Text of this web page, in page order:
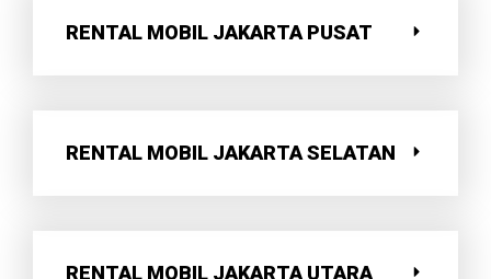
RENTAL MOBIL JAKARTA PUSAT
RENTAL MOBIL JAKARTA SELATAN
RENTAL MOBIL JAKARTA UTARA